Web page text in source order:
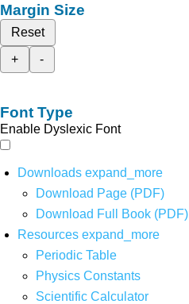
Margin Size
Reset
+
-
Font Type
Enable Dyslexic Font
Downloads expand_more
Download Page (PDF)
Download Full Book (PDF)
Resources expand_more
Periodic Table
Physics Constants
Scientific Calculator